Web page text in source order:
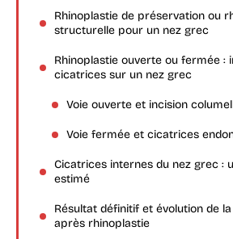
Rhinoplastie de préservation ou
structurelle pour un nez grec
Rhinoplastie ouverte ou fermée :
cicatrices sur un nez grec
Voie ouverte et incision
Voie fermée et cicatrices
Cicatrices internes du nez grec :
estimé
Résultat définitif et évolution de
après rhinoplastie